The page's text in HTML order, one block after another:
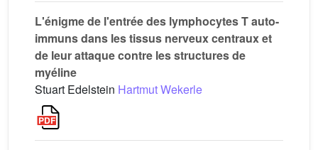
L'énigme de l'entrée des lymphocytes T auto-
immuns dans les tissus nerveux centraux et
de leur attaque contre les structures de
myéline
Stuart Edelstein Hartmut Wekerle